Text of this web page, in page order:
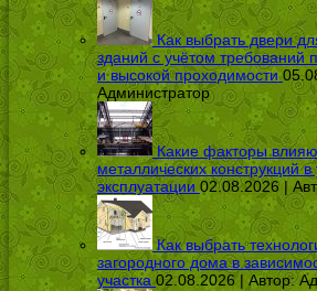
Как выбрать двери
зданий с учётом требований
и высокой проходимости
Администратор
Какие факторы
металлических конструкций
эксплуатации 02.08.2026 |
Как выбрать
загородного дома в
участка 02.08.2026 | Автор: